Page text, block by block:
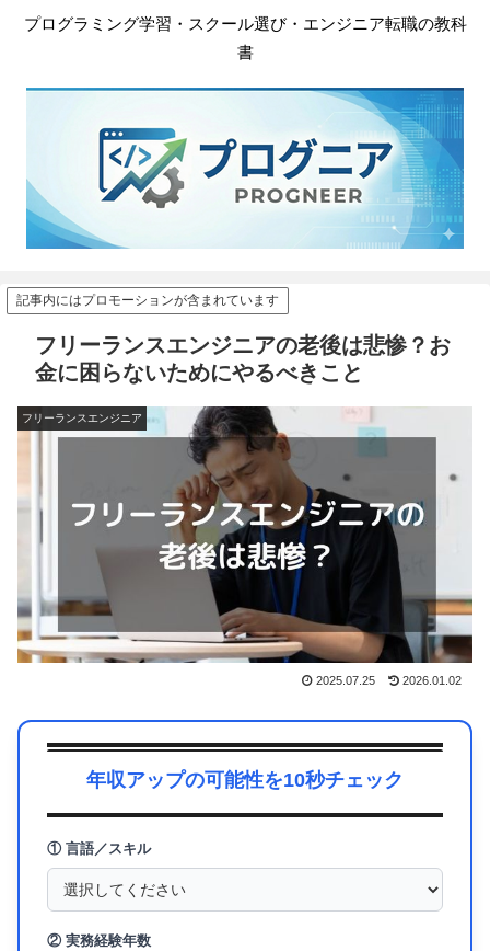
プログラミング学習・スクール選び・エンジニア転職の教科
書
記事内にはプロモーションが含まれています
フリーランスエンジニアの老後は悲惨？お
金に困らないためにやるべきこと
フリーランスエンジニア
2025.07.25 2026.01.02
年収アップの可能性を10秒チェック
① 言語／スキル
② 実務経験年数